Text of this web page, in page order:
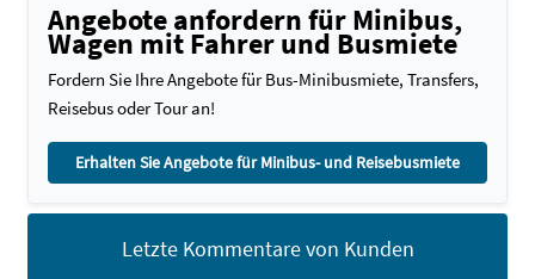
Angebote anfordern für Minibus,
Wagen mit Fahrer und Busmiete
Fordern Sie Ihre Angebote für Bus-Minibusmiete, Transfers,
Reisebus oder Tour an!
Erhalten Sie Angebote für Minibus- und Reisebusmiete
Letzte Kommentare von Kunden